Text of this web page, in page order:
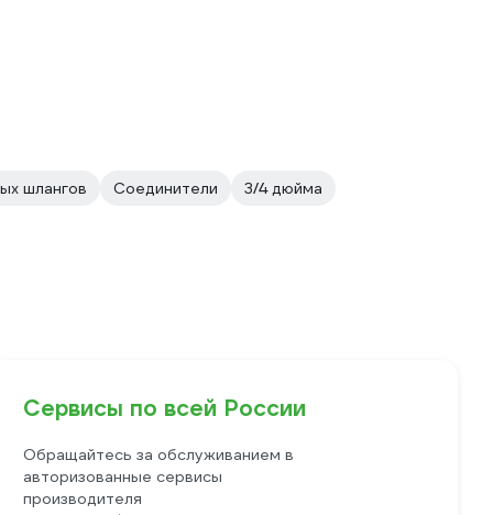
шлангов Соединители 3/4 дюйма
Сервисы по всей России
Обращайтесь за обслуживанием в
авторизованные сервисы
производителя